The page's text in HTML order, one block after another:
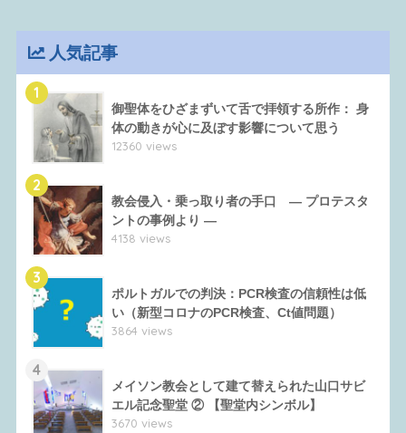
人気記事
1
御聖体をひざまずいて舌で拝領する所作： 身
体の動きが心に及ぼす影響について思う
12360 views
2
教会侵入・乗っ取り者の手口 ― プロテスタ
ントの事例より ―
4138 views
3
ポルトガルでの判決：PCR検査の信頼性は低
い（新型コロナのPCR検査、Ct値問題）
3864 views
4
メイソン教会として建て替えられた山口サビ
エル記念聖堂 ② 【聖堂内シンボル】
3670 views